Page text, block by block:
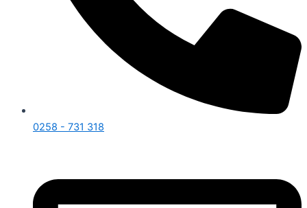
0258 - 731 318